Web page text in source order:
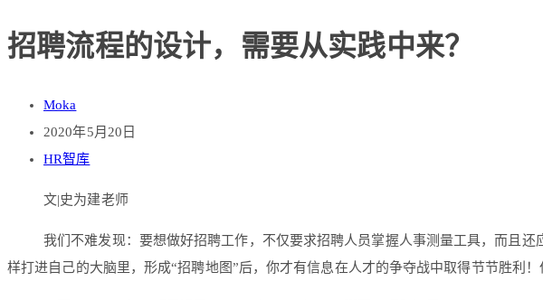
招聘流程的设计，需要从实践中来？
Moka
2020年5月20日
HR智库
文|史为建老师
我们不难发现：要想做好招聘工作，不仅要求招聘人员掌握人事测量工具，而且
样打进自己的大脑里，形成“招聘地图”后，你才有信息在人才的争夺战中取得节节胜利！